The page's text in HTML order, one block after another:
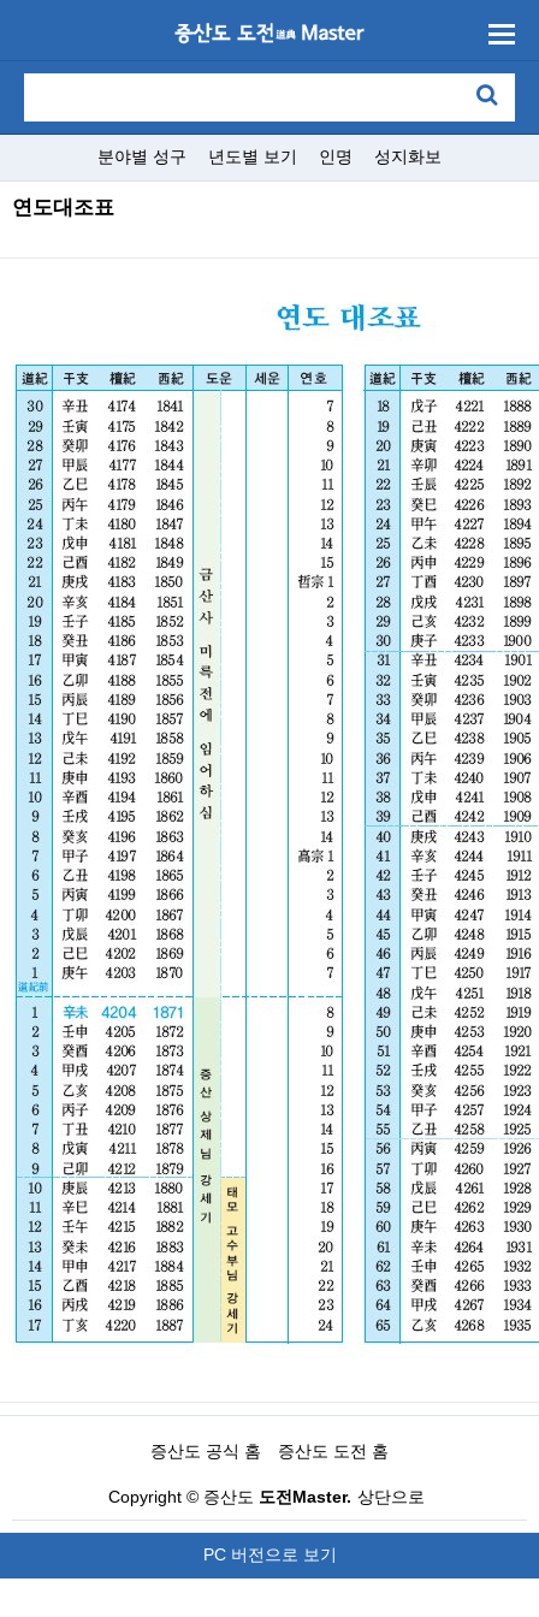
분야별 성구 년도별 보기 인명 성지화보
연도대조표
증산도 공식 홈 증산도 도전 홈
Copyright © 증산도 도전Master. 상단으로
PC 버전으로 보기